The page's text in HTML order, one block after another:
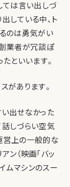
ては言い出しづ
している中、ト
のは勇気がい
業者が冗談ぽ
といいます。
があります。
い出せなかった
話しづらい空気
営上の一般的な
ン（映画「バッ
イムマシンのスー